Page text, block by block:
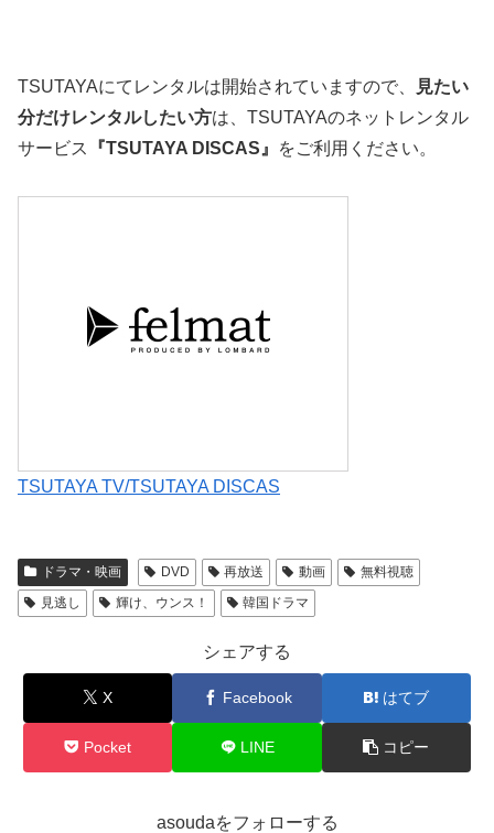
TSUTAYAにてレンタルは開始されていますので、
見たい
分だけレンタルしたい方は、TSUTAYAのネットレンタル
サービス
『TSUTAYA DISCAS』 をご利用ください。
TSUTAYA TV/TSUTAYA DISCAS
ドラマ・映画 DVD 再放送 動画
無料視聴
見逃し
輝け、ウンス！ 韓国ドラマ
シェアする
X Facebook はてブ
Pocket LINE コピー
asoudaをフォローする